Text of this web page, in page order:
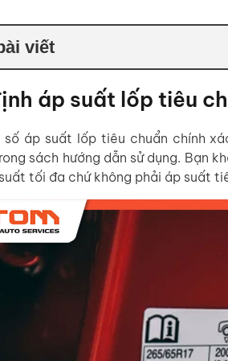
viết
áp suất lốp tiêu
áp suất lốp tiêu chuẩn chính
sách hướng dẫn sử dụng. Bạn
tối đa chứ không phải áp suất